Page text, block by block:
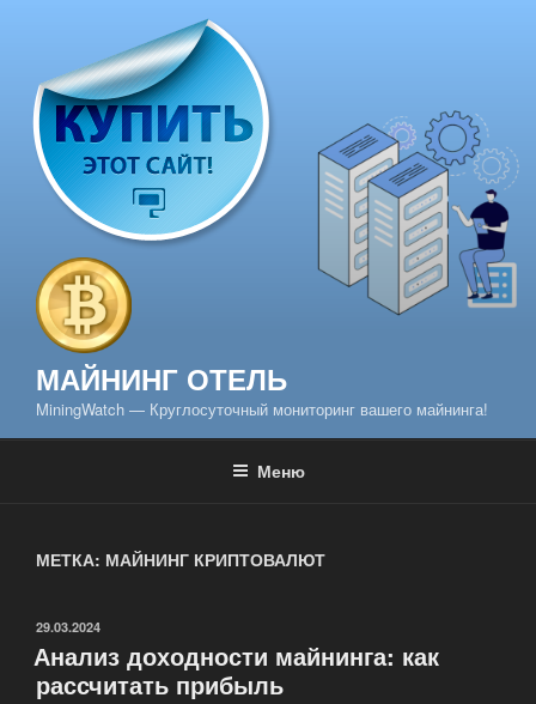
содержимому
МАЙНИНГ ОТЕЛЬ
MiningWatch — Круглосуточный мониторинг вашего майнинга!
Меню
МЕТКА: МАЙНИНГ КРИПТОВАЛЮТ
ОПУБЛИКОВАНО
29.03.2024
Анализ доходности майнинга: как
рассчитать прибыль